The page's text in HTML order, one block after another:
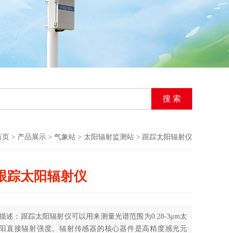
页 > 产品展示 > 气象站 > 太阳辐射监测站 > 跟踪太阳辐射仪
踪太阳辐射仪
述：跟踪太阳辐射仪可以用来测量光谱范围为0.28-3μm太
直接辐射强度。辐射传感器的核心器件是高精度感光元